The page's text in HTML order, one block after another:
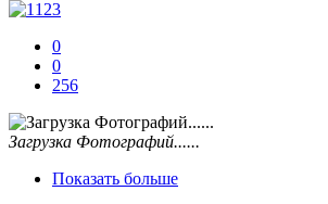
0
0
256
Загрузка Фотографий......
Показать больше